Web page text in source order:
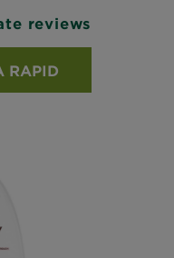
reviews
RAPID